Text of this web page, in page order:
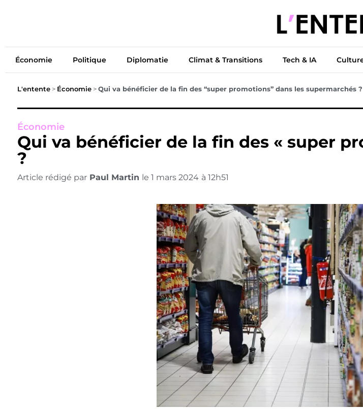
Diplomatie Climat &
Économie Politique Diplomatie Climat & Transitions Tech & IA
L'entente> Économie> Qui va bénéficier de la fin des “super promotions” dans les supermarchés ?
Économie
Qui va bénéficier de la fin des « super
?
Article rédigé par Paul Martin le 1 mars 2024 à 12h51